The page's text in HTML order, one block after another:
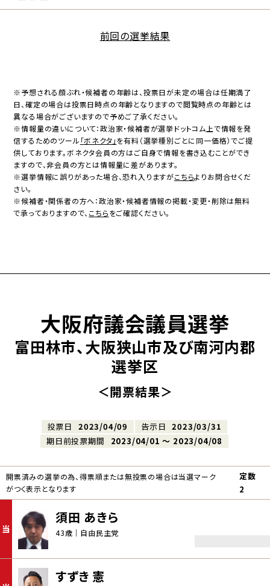
前回の選挙結果
※予想される顔ぶれ・候補者の年齢は、投票日が未定の場合は任期満了
日、確定の場合は投票日時点の年齢となりますので閲覧時点の年齢とは
異なる場合がございますので予めご了承ください。
※情報量の違いについて：政治家・候補者が選挙ドットコム上で情報を発
信するためのツール 「ボネクタ」を有料（選挙種別ごとに同一価格）でご提
供しております。ボネクタ会員の方はご自身で情報を書き込むことができ
ますので、非会員の方とは情報量に差があります。
※選挙情報に誤りがあった場合、恐れ入りますがこちらよりお問合せくだ
さい。
※候補者・関係者の方へ：政治家・候補者情報の掲載・変更・削除は無料
で承っておりますので、 こちらをご確認ください。
大阪府議会議員選挙
富田林市、大阪狭山市及び南河内郡
選挙区
＜開票結果＞
投票日 2023/04/09 告示日
2023/03/31
期日前投票期間
2023/04/01 〜 2023/04/08
開票済みの選挙の為、得票順または無投票の場合は当選マーク
がつく表示となります
定数
2
当
須田 あきら
43歳｜自由民主党
すずき 憲